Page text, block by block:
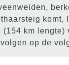
komt,
km
op de